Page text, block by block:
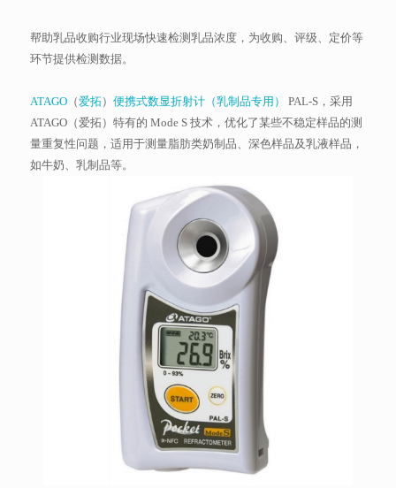
帮助乳品收购行业现场快速检测乳品浓度，为收购、评级、定价等
环节提供检测数据。
ATAGO （爱拓 ）便携式数显折射计（乳制品专用）
PAL-S，采用
ATAGO（爱拓）特有的 Mode S 技术，优化了某些不稳定样品的测
量重复性问题，适用于测量脂肪类奶制品、深色样品及乳液样品，
如牛奶、乳制品等。